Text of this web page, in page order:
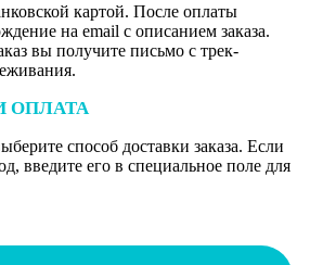
картой. После оплаты
на email с описанием заказа.
вы получите письмо с трек-
ОПЛАТА
способ доставки заказа. Если
введите его в специальное поле для